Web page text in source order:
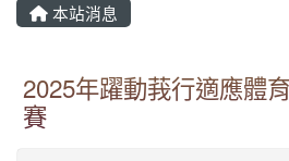
本站消息
2025年躍動莪行適應體
賽